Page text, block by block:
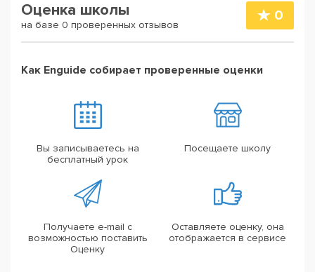
Оценка школы
на базе 0 проверенных отзывов
0
Как Enguide собирает проверенные оценки
Вы записываетесь на
бесплатный урок
Посещаете школу
Получаете e-mail с
возможностью поставить
Оценку
Оставляете оценку, она
отображается в сервисе